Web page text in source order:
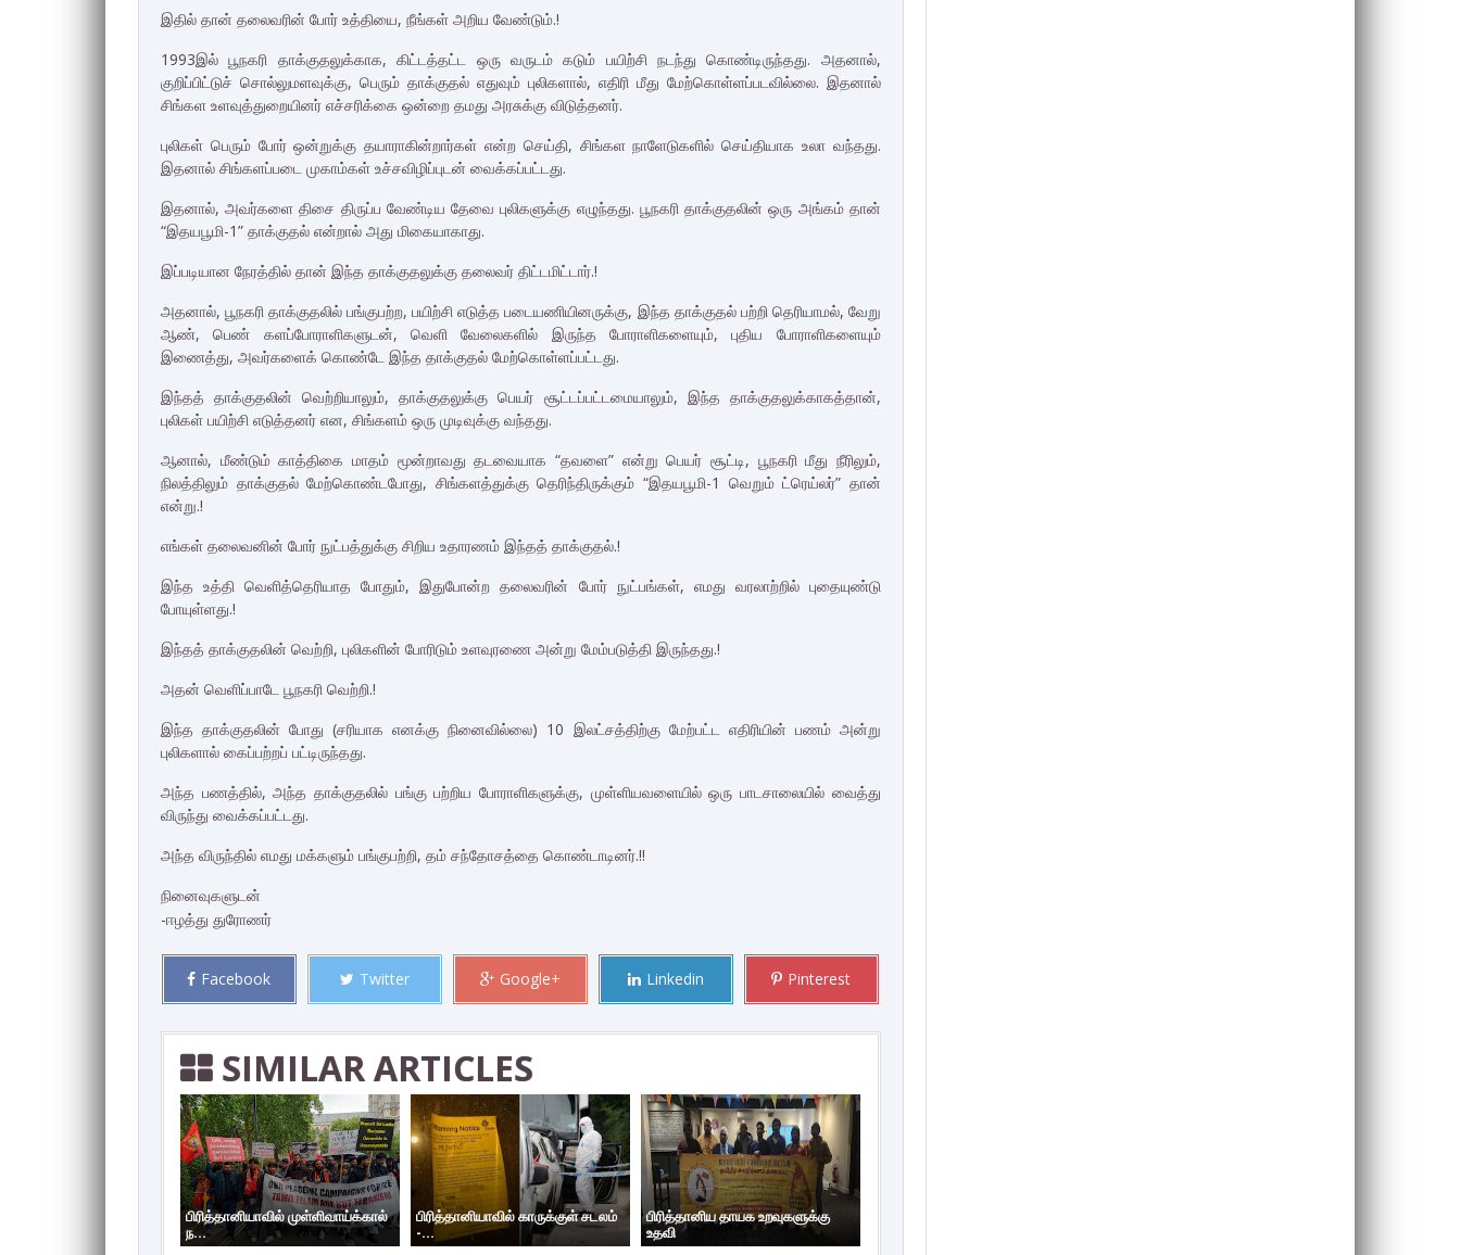
இதில் தான் தலைவரின் போர் உத்தியை, நீங்கள் அறிய வேண்டும்.!
1993இல் பூநகரி தாக்குதலுக்காக, கிட்டத்தட்ட ஒரு வருடம் கடும் பயிற்சி நடந்து கொண்டிருந்தது. அதனால்,
குறிப்பிட்டுச் சொல்லுமளவுக்கு, பெரும் தாக்குதல் எதுவும் புலிகளால், எதிரி மீது மேற்கொள்ளப்படவில்லை. இதனால்
சிங்கள உளவுத்துறையினர் எச்சரிக்கை ஒன்றை தமது அரசுக்கு விடுத்தனர்.
புலிகள் பெரும் போர் ஒன்றுக்கு தயாராகின்றார்கள் என்ற செய்தி, சிங்கள நாளேடுகளில் செய்தியாக உலா வந்தது.
இதனால் சிங்களப்படை முகாம்கள் உச்சவிழிப்புடன் வைக்கப்பட்டது.
இதனால், அவர்களை திசை திருப்ப வேண்டிய தேவை புலிகளுக்கு எழுந்தது. பூநகரி தாக்குதலின் ஒரு அங்கம் தான்
“இதயபூமி-1” தாக்குதல் என்றால் அது மிகையாகாது.
இப்படியான நேரத்தில் தான் இந்த தாக்குதலுக்கு தலைவர் திட்டமிட்டார்.!
அதனால், பூநகரி தாக்குதலில் பங்குபற்ற, பயிற்சி எடுத்த படையணியினருக்கு, இந்த தாக்குதல் பற்றி தெரியாமல், வேறு
ஆண், பெண் களப்போராளிகளுடன், வெளி வேலைகளில் இருந்த போராளிகளையும், புதிய போராளிகளையும்
இணைத்து, அவர்களைக் கொண்டே இந்த தாக்குதல் மேற்கொள்ளப்பட்டது.
இந்தத் தாக்குதலின் வெற்றியாலும், தாக்குதலுக்கு பெயர் சூட்டப்பட்டமையாலும், இந்த தாக்குதலுக்காகத்தான்,
புலிகள் பயிற்சி எடுத்தனர் என, சிங்களம் ஒரு முடிவுக்கு வந்தது.
ஆனால், மீண்டும் காத்திகை மாதம் மூன்றாவது தடவையாக “தவளை” என்று பெயர் சூட்டி, பூநகரி மீது நீரிலும்,
நிலத்திலும் தாக்குதல் மேற்கொண்டபோது, சிங்களத்துக்கு தெரிந்திருக்கும் “இதயபூமி-1 வெறும் ட்ரெய்லர்” தான்
என்று.!
எங்கள் தலைவனின் போர் நுட்பத்துக்கு சிறிய உதாரணம் இந்தத் தாக்குதல்.!
இந்த உத்தி வெளித்தெரியாத போதும், இதுபோன்ற தலைவரின் போர் நுட்பங்கள், எமது வரலாற்றில் புதையுண்டு
போயுள்ளது.!
இந்தத் தாக்குதலின் வெற்றி, புலிகளின் போரிடும் உளவுரணை அன்று மேம்படுத்தி இருந்தது.!
அதன் வெளிப்பாடே பூநகரி வெற்றி.!
இந்த தாக்குதலின் போது (சரியாக எனக்கு நினைவில்லை) 10 இலட்சத்திற்கு மேற்பட்ட எதிரியின் பணம் அன்று
புலிகளால் கைப்பற்றப் பட்டிருந்தது.
அந்த பணத்தில், அந்த தாக்குதலில் பங்கு பற்றிய போராளிகளுக்கு, முள்ளியவளையில் ஒரு பாடசாலையில் வைத்து
விருந்து வைக்கப்பட்டது.
அந்த விருந்தில் எமது மக்களும் பங்குபற்றி, தம் சந்தோசத்தை கொண்டாடினர்.!!
நினைவுகளுடன்
-ஈழத்து துரோணர்
Facebook Twitter Google+ Linkedin Pinterest
SIMILAR ARTICLES
பிரித்தானியாவில் முள்ளிவாய்க்கால்
ந...
பிரித்தானியாவில் காருக்குள் சடலம்
-...
பிரித்தானிய தாயக உறவுகளுக்கு
உதவி